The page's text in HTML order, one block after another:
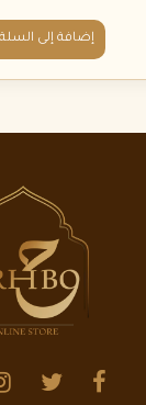
إضافة إلى السلة